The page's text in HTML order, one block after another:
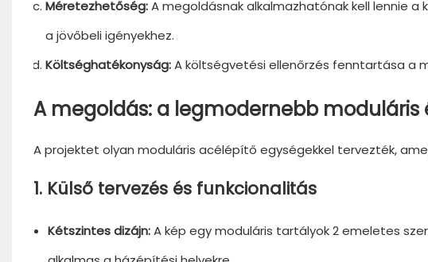
Méretezhetőség:A megoldásnak alkalmazhatónak kell lennie
a jövőbeli igényekhez.
Költséghatékonyság:A költségvetési ellenőrzés fenntartása a
A megoldás: a legmodernebb moduláris
A projektet olyan moduláris acélépítő egységekkel tervezték,
1. Külső tervezés és funkcionalitás
Kétszintes dizájn:A kép egy moduláris tartályok 2 emeletes